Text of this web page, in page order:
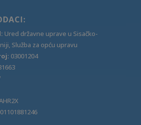
Ured državne uprave u Sisačko-
Služba za opću upravu
03001204